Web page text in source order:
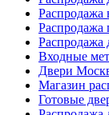
Распродажа
Распродажа
Распродажа
Входные
Двери
Магазин
Готовые